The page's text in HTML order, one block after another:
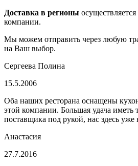
Доставка в регионы
компании.
Мы можем отправить через любую
на Ваш выбор.
Сергеева Полина
15.5.2006
Оба наших ресторана оснащены
этой компании. Большая удача иметь
поставщика под рукой, нас здесь уже
Анастасия
27.7.2016